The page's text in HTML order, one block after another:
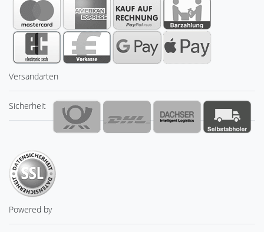
Versandarten
Sicherheit
Powered by